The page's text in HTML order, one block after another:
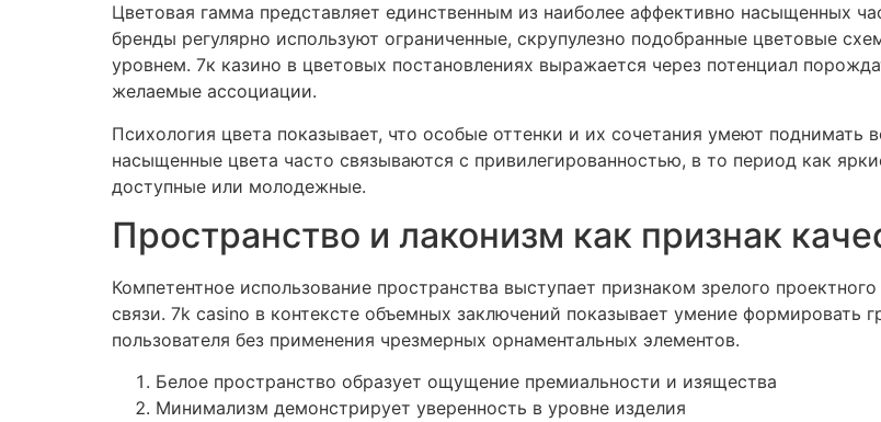
Цветовая гамма представляет единственным из наиболее аффективно насыщенных
бренды регулярно используют ограниченные, скрупулезно подобранные цветовые
уровнем. 7к казино в цветовых постановлениях выражается через потенциал
желаемые ассоциации.
Психология цвета показывает, что особые оттенки и их сочетания умеют поднимать
насыщенные цвета часто связываются с привилегированностью, в то период как
доступные или молодежные.
Пространство и лаконизм как признак
Компетентное использование пространства выступает признаком зрелого
связи. 7k casino в контексте объемных заключений показывает умение формировать
пользователя без применения чрезмерных орнаментальных элементов.
Белое пространство образует ощущение премиальности и изящества
Минимализм демонстрирует уверенность в уровне изделия